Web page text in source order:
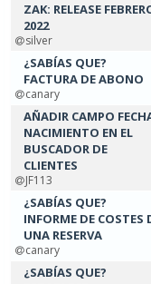
ZAK: RELEASE
2022
silver
¿SABÍAS QUE?
FACTURA DE ABONO
canary
AÑADIR CAMPO
NACIMIENTO EN EL
BUSCADOR DE
CLIENTES
JF113
¿SABÍAS QUE?
INFORME DE COSTES
UNA RESERVA
canary
¿SABÍAS QUE?